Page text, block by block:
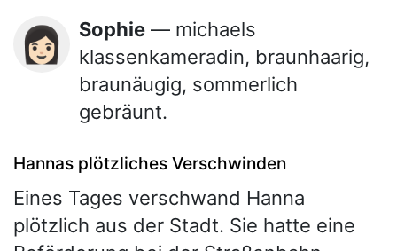
👩🏻 Sophie — michaels
klassenkameradin, braunhaarig,
braunäugig, sommerlich
gebräunt.
Hannas plötzliches Verschwinden
Eines Tages verschwand Hanna
plötzlich aus der Stadt. Sie hatte eine